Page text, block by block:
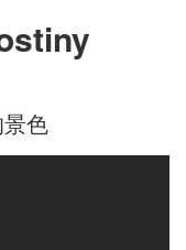
色